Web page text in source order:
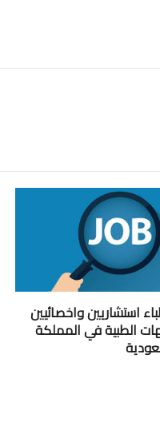
استشاريين واخصائيين
الطبية في المملكة